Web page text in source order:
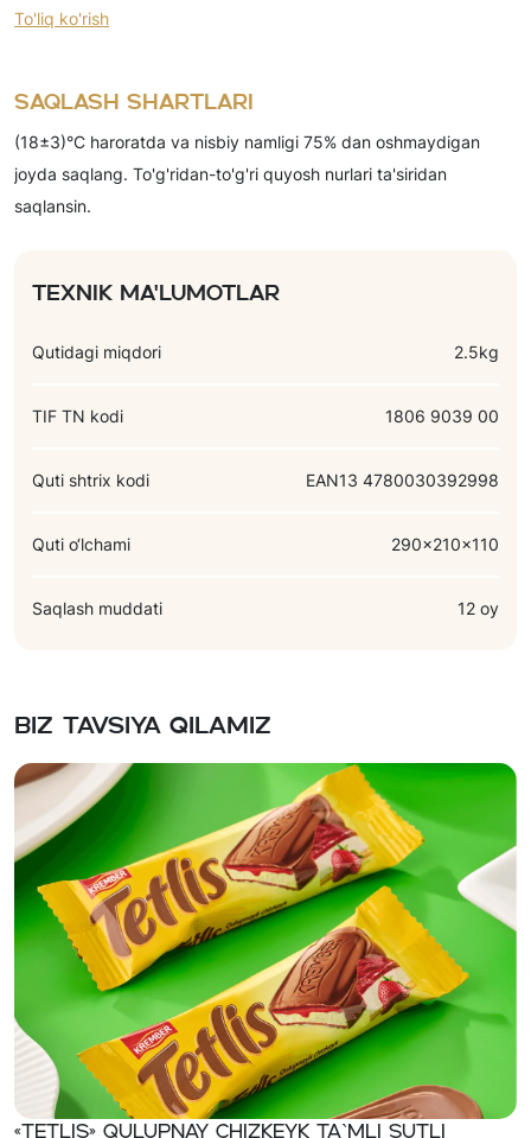
dezodorizatsiyalangan gidrogenizatsiyalangan fraksiyalangan
emulgatorlar (E322, E476), hid beruvchi moddalar (kokos,
vanilin).
To'liq ko'rish
Saqlash shartlari
(18±3)°C haroratda va nisbiy namligi 75% dan oshmaydigan
joyda saqlang. To'g'ridan-to'g'ri quyosh nurlari ta'siridan
saqlansin.
Texnik ma'lumotlar
Qutidagi miqdori 2.5kg
TIF TN kodi 1806 9039 00
Quti shtrix kodi EAN13 4780030392998
Quti o‘lchami 290x210x110
Saqlash muddati 12 oy
Biz tavsiya qilamiz
«TETLIS» Qulupnay chizkeyk ta`mli sutli